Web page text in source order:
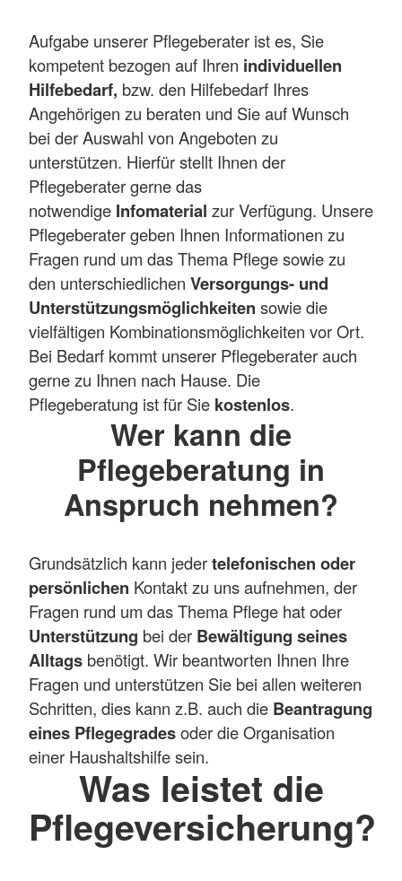
Aufgabe unserer Pflegeberater ist es, Sie
kompetent bezogen auf Ihren individuellen
Hilfebedarf, bzw. den Hilfebedarf Ihres
Angehörigen zu beraten und Sie auf Wunsch
bei der Auswahl von Angeboten zu
unterstützen. Hierfür stellt Ihnen der
Pflegeberater gerne das
notwendige Infomaterial zur Verfügung. Unsere
Pflegeberater geben Ihnen Informationen zu
Fragen rund um das Thema Pflege sowie zu
den unterschiedlichen Versorgungs- und
Unterstützungsmöglichkeiten sowie die
vielfältigen Kombinationsmöglichkeiten vor Ort.
Bei Bedarf kommt unserer Pflegeberater auch
gerne zu Ihnen nach Hause. Die
Pflegeberatung ist für Sie kostenlos.
Wer kann die
Pflegeberatung in
Anspruch nehmen?
Grundsätzlich kann jedertelefonischen oder
persönlichen Kontakt zu uns aufnehmen, der
Fragen rund um das Thema Pflege hat oder
Unterstützung bei der Bewältigung seines
Alltags benötigt. Wir beantworten Ihnen Ihre
Fragen und unterstützen Sie bei allen weiteren
Schritten, dies kann z.B. auch die Beantragung
eines Pflegegradesoder die Organisation
einer Haushaltshilfe sein.
Was leistet die
Pflegeversicherung?